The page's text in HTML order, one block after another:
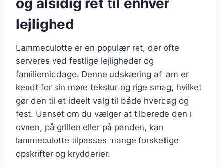
lejlighed
Lammeculotte er en populær ret, der ofte
serveres ved festlige lejligheder og
familiemiddage. Denne udskæring af lam er
kendt for sin møre tekstur og rige smag, hvilket
gør den til et ideelt valg til både hverdag og
fest. Uanset om du vælger at tilberede den i
ovnen, på grillen eller på panden, kan
lammeculotte tilpasses mange forskellige
opskrifter og krydderier.